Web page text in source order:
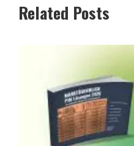
Related Posts